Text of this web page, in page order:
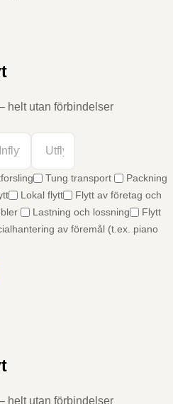
helt utan förbindelser
Tung transport
Packning
Lokal flytt
Flytt av företag och
Lastning och lossning
Flytt
av föremål (t.ex. piano
helt utan förbindelser